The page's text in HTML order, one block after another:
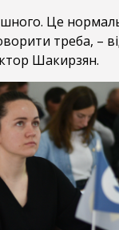
Це
треба, –
Шакирзян.